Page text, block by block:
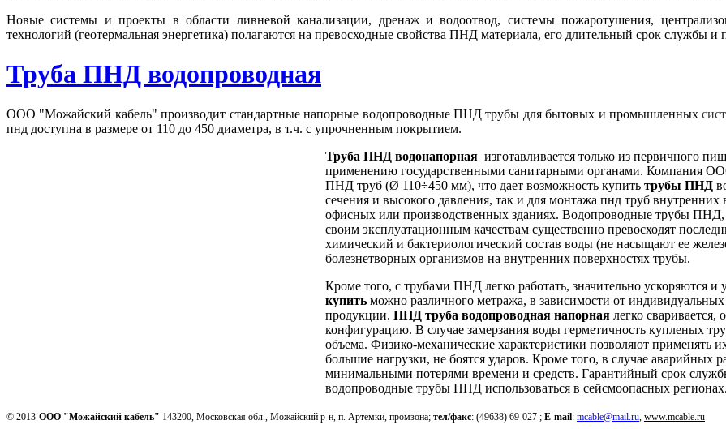
Новые системы и проекты в области ливневой канализации, дренаж и водоотвод, системы пожаротушения,
технологий (геотермальная энергетика) полагаются на превосходные свойства ПНД материала, его длительный срок службы и
Труба ПНД водопроводная
ООО "Можайский кабель" производит стандартные напорные водопроводные ПНД трубы для бытовых и промышленных
пнд доступна в размере от 110 до 450 диаметра, в т.ч. с упрочненным покрытием.
Труба ПНД водонапорная изготавливается только из первичного
применению государственными санитарными органами. Компания
ПНД труб (Ø 110÷450 мм), что дает возможность купить трубы ПНД
сечения и высокого давления, так и для монтажа пнд труб
офисных или производственных зданиях. Водопроводные трубы
своим эксплуатационным качествам существенно превосходят
химический и бактериологический состав воды (не насыщают ее
болезнетворных организмов на внутренних поверхностях трубы.
Кроме того, с трубами ПНД легко работать, значительно ускоряются
купить можно различного метража, в зависимости от
продукции. ПНД труба водопроводная напорная легко
конфигурацию. В случае замерзания воды герметичность купленых
объема. Физико-механические характеристики позволяют применять
большие нагрузки, не боятся ударов. Кроме того, в случае
минимальными потерями времени и средств. Гарантийный срок
водопроводные трубы ПНД использоваться в сейсмоопасных регионах.
© 2013 ООО "Можайский кабель" 143200, Московская обл., Можайский р-н, п. Артемки, промзона; тел/факс: (49638) 69-027 ; E-mail: mcable@mail.ru www.mcable.ru